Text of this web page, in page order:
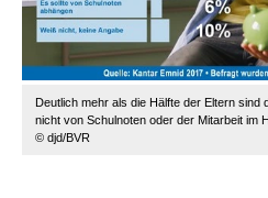
Deutlich mehr als die Hälfte der Eltern
nicht von Schulnoten oder der Mitarbeit im
© djd/BVR